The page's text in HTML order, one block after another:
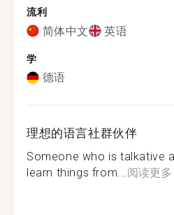
流利
简体中文 英语
学
德语
理想的语言社群伙伴
Someone who is talkative
learn things from...阅读更多